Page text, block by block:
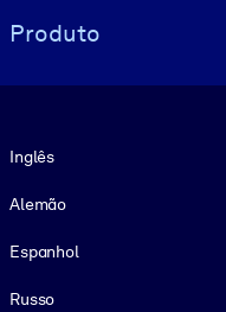
Produto
Inglês
Alemão
Espanhol
Russo